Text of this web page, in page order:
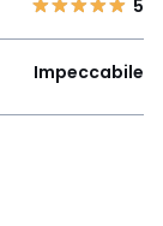
5
Impeccabile